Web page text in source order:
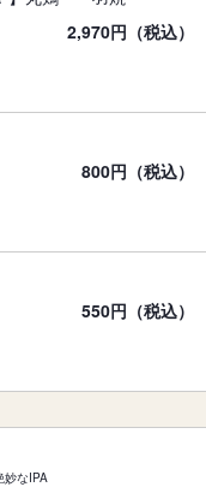
2,970円（税込）
800円（税込）
550円（税込）
妙なIPA